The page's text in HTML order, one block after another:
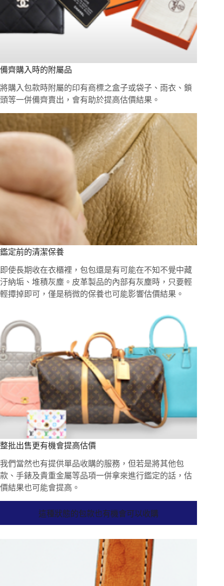
備齊購入時的附屬品
將購入包款時附屬的印有商標之盒子或袋子、雨衣、鎖
頭等一併備齊賣出，會有助於提高估價結果。
鑑定前的清潔保養
即使長期收在衣櫃裡，包包還是有可能在不知不覺中藏
汙納垢、堆積灰塵。皮革製品的內部有灰塵時，只要輕
輕撢掉即可，僅是稍微的保養也可能影響估價結果。
整批出售更有機會提高估價
我們當然也有提供單品收購的服務，但若是將其他包
款、手錶及貴重金屬等品項一併拿來進行鑑定的話，估
價結果也可能會提高。
這種狀態的包款也有機會可以收購